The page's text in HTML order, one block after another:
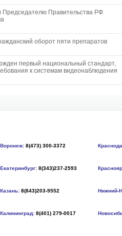
Председателю Правительства РФ
оборот пяти препаратов
первый национальный стандарт,
к системам видеонаблюдения
Воронеж: 8(473) 300-3372
Екатеринбург: 8(343)237-2593
Казань: 8(843)203-9552 Нижний-
Калининград: 8(401) 279-0017